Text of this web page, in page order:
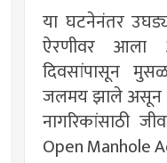
या घटनेनंतर
ऐरणीवर आला
दिवसांपासून
जलमय झाले असून
नागरिकांसाठी
Open Manhole